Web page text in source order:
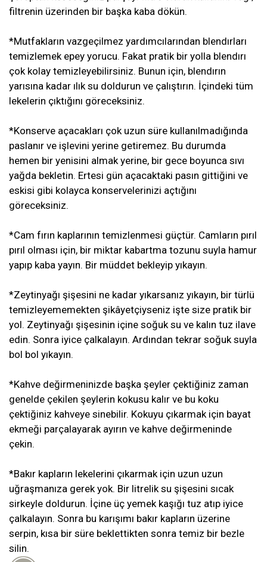
filtrenin üzerinden bir başka kaba dökün.
*Mutfakların vazgeçilmez yardımcılarından blendırları
temizlemek epey yorucu. Fakat pratik bir yolla blendırı
çok kolay temizleyebilirsiniz. Bunun için, blendırın
yarısına kadar ılık su doldurun ve çalıştırın. İçindeki tüm
lekelerin çıktığını göreceksiniz.
*Konserve açacakları çok uzun süre kullanılmadığında
paslanır ve işlevini yerine getiremez. Bu durumda
hemen bir yenisini almak yerine, bir gece boyunca sıvı
yağda bekletin. Ertesi gün açacaktaki pasın gittiğini ve
eskisi gibi kolayca konservelerinizi açtığını
göreceksiniz.
*Cam fırın kaplarının temizlenmesi güçtür. Camların pırıl
pırıl olması için, bir miktar kabartma tozunu suyla hamur
yapıp kaba yayın. Bir müddet bekleyip yıkayın.
*Zeytinyağı şişesini ne kadar yıkarsanız yıkayın, bir türlü
temizleyememekten şikâyetçiyseniz işte size pratik bir
yol. Zeytinyağı şişesinin içine soğuk su ve kalın tuz ilave
edin. Sonra iyice çalkalayın. Ardından tekrar soğuk suyla
bol bol yıkayın.
*Kahve değirmeninizde başka şeyler çektiğiniz zaman
genelde çekilen şeylerin kokusu kalır ve bu koku
çektiğiniz kahveye sinebilir. Kokuyu çıkarmak için bayat
ekmeği parçalayarak ayırın ve kahve değirmeninde
çekin.
*Bakır kapların lekelerini çıkarmak için uzun uzun
uğraşmanıza gerek yok. Bir litrelik su şişesini sıcak
sirkeyle doldurun. İçine üç yemek kaşığı tuz atıp iyice
çalkalayın. Sonra bu karışımı bakır kapların üzerine
serpin, kısa bir süre beklettikten sonra temiz bir bezle
silin.